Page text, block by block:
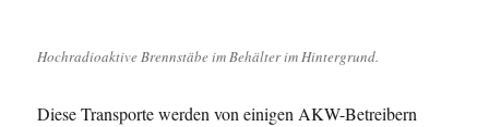
Hochradioaktive Brennstäbe im Behälter im Hintergrund.
Diese Transporte werden von einigen AKW-Betreibern